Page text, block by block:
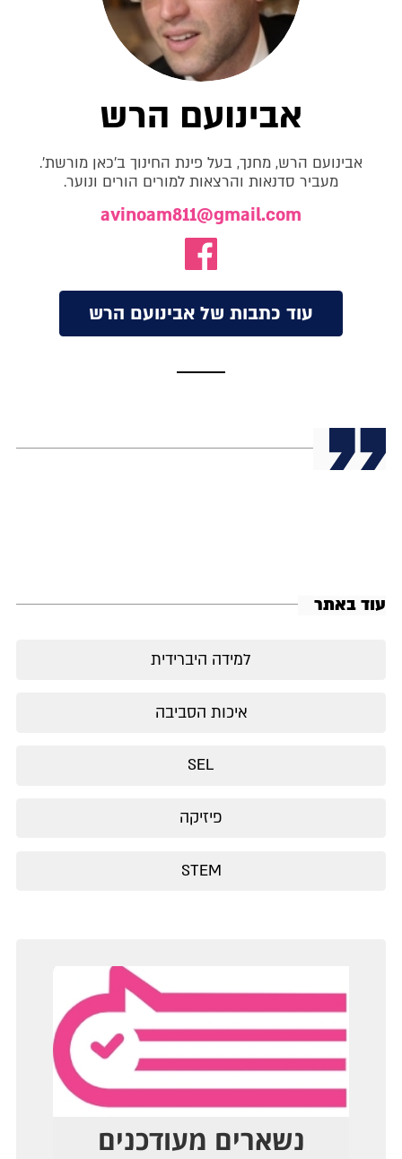
אבינועם הרש
אבינועם הרש, מחנך, בעל פינת החינוך ב'כאן מורשת'.
מעביר סדנאות והרצאות למורים הורים ונוער.
avinoam811@gmail.com
עוד כתבות של אבינועם הרש
עוד באתר
למידה היברידית
איכות הסביבה
SEL
פיזיקה
STEM